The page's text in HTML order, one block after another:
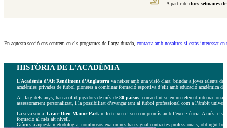
A partir dedues setmanes
En aquesta secció ens centrem en els programes de llarga durada, contacta amb nosaltres si estàs interessat
HISTÒRIA DE L'ACADÈMIA
L’Acadèmia d’Alt Rendiment d’Anglaterrava néixer amb una visió clara: brindar a joves talents de
acadèmies privades de futbol pioneres a combinar formació esportiva d’elit amb educació acadèmica
Al llarg dels anys, han acollit jugadors de més de 80 països, convertint-se en un referent
assessorament personalitzat, i la possibilitat d’avançar tant al futbol professional com a l’àmbit
La seva seu a Grace Dieu Manor Park reflecteixen el seu compromís amb l’excel·lència. A més, els
formació al més alt nivell.
Gràcies a aquesta metodologia, nombrosos exalumnes han signat contractes professionals, obtingut